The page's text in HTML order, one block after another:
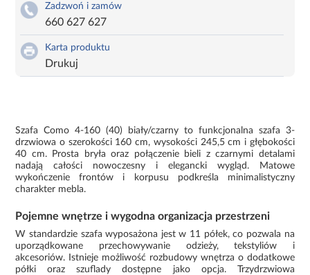
Zadzwoń i zamów
660 627 627
Karta produktu
Drukuj
Szafa Como 4-160 (40) biały/czarny to funkcjonalna szafa 3-
drzwiowa o szerokości 160 cm, wysokości 245,5 cm i głębokości
40 cm. Prosta bryła oraz połączenie bieli z czarnymi detalami
nadają całości nowoczesny i elegancki wygląd. Matowe
wykończenie frontów i korpusu podkreśla minimalistyczny
charakter mebla.
Pojemne wnętrze i wygodna organizacja przestrzeni
W standardzie szafa wyposażona jest w 11 półek, co pozwala na
uporządkowane przechowywanie odzieży, tekstyliów i
akcesoriów. Istnieje możliwość rozbudowy wnętrza o dodatkowe
półki oraz szuflady dostępne jako opcja. Trzydrzwiowa